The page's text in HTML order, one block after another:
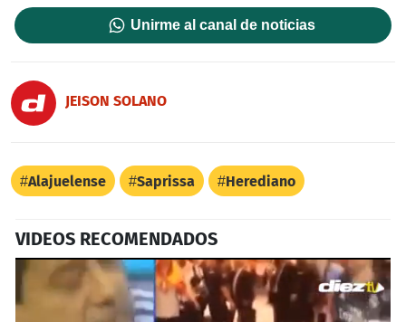
Unirme al canal de noticias
JEISON SOLANO
Alajuelense Saprissa Herediano
VIDEOS RECOMENDADOS